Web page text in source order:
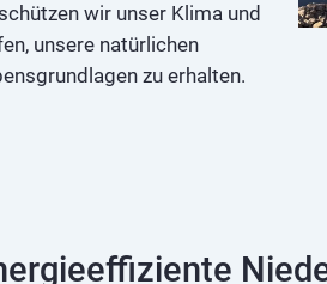
wir unser Klima und
unsere natürlichen
zu erhalten.